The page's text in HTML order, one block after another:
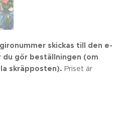
skickas till den e-
du gör beställningen (om
skräpposten). Priset är